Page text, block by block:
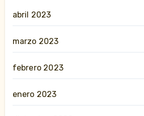
abril 2023
marzo 2023
febrero 2023
enero 2023